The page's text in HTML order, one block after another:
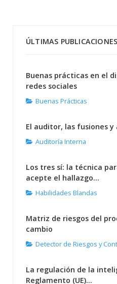
ÚLTIMAS PUBLICACIONES
Buenas prácticas en el
redes sociales
Buenas Prácticas
El auditor, las fusiones y
Auditoría Interna
Los tres sí: la técnica
acepte el hallazgo...
Habilidades Blandas
Matriz de riesgos del
cambio
Detector de Riesgos y
La regulación de la
Reglamento (UE)...